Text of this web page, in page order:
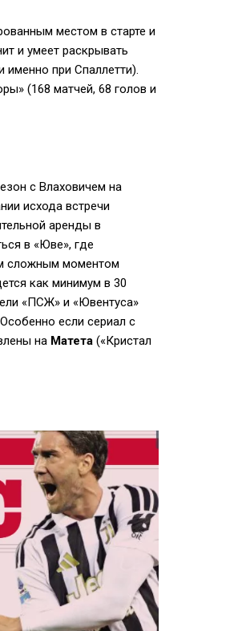
местом в старте и
и умеет раскрывать
при Спаллетти).
(168 матчей, 68 голов и
с Влаховичем на
исхода встречи
аренды в
в «Юве», где
сложным моментом
как минимум в 30
«ПСЖ» и «Ювентуса»
если сериал с
на Матета («Кристал